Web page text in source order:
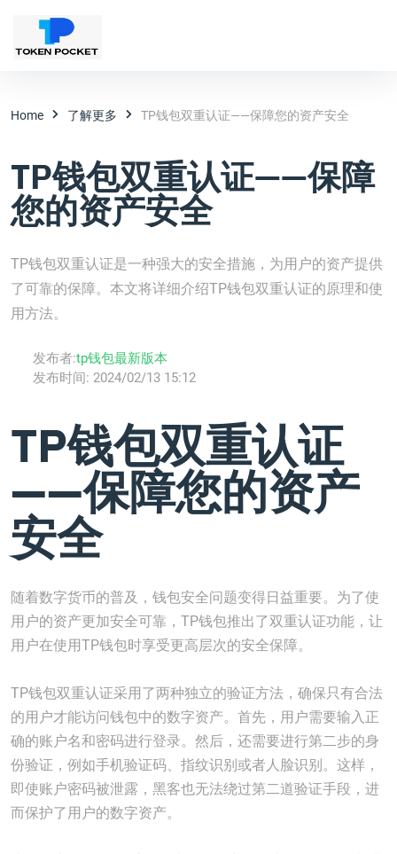
Home 了解更多 TP钱包双重认证——保障您的资产安全
TP钱包双重认证——保障
您的资产安全
TP钱包双重认证是一种强大的安全措施，为用户的资产提供
了可靠的保障。本文将详细介绍TP钱包双重认证的原理和使
用方法。
发布者:tp钱包最新版本
发布时间: 2024/02/13 15:12
TP钱包双重认证
——保障您的资产
安全
随着数字货币的普及，钱包安全问题变得日益重要。为了使
用户的资产更加安全可靠，TP钱包推出了双重认证功能，让
用户在使用TP钱包时享受更高层次的安全保障。
TP钱包双重认证采用了两种独立的验证方法，确保只有合法
的用户才能访问钱包中的数字资产。首先，用户需要输入正
确的账户名和密码进行登录。然后，还需要进行第二步的身
份验证，例如手机验证码、指纹识别或者人脸识别。这样，
即使账户密码被泄露，黑客也无法绕过第二道验证手段，进
而保护了用户的数字资产。